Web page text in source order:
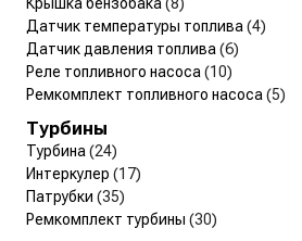
Датчик температуры топлива (4)
Датчик давления топлива (6)
Реле топливного насоса (10)
Ремкомплект топливного насоса (5)
Турбины
Турбина (24)
Интеркулер (17)
Патрубки (35)
Ремкомплект турбины (30)